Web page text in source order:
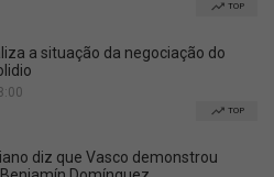
TOP
a situação da negociação do
TOP
diz que Vasco demonstrou